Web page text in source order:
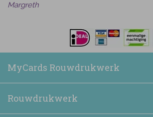
Margreth
MyCards Rouwdrukwerk
Rouwdrukwerk